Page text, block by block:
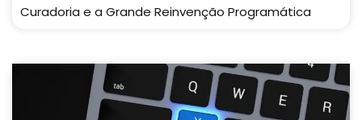
Curadoria e a Grande Reinvenção Programática